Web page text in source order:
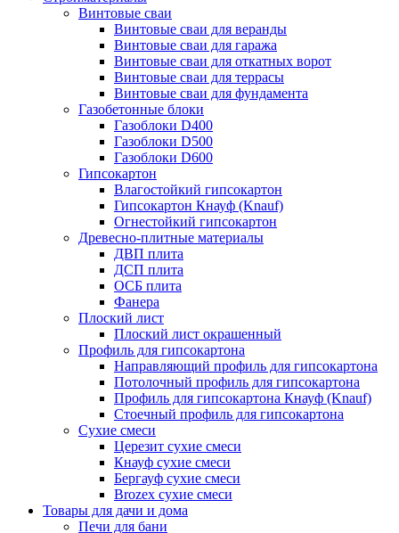
Винтовые сваи
Винтовые сваи для веранды
Винтовые сваи для гаража
Винтовые сваи для откатных ворот
Винтовые сваи для террасы
Винтовые сваи для фундамента
Газобетонные блоки
Газоблоки D400
Газоблоки D500
Газоблоки D600
Гипсокартон
Влагостойкий гипсокартон
Гипсокартон Кнауф (Knauf)
Огнестойкий гипсокартон
Древесно-плитные материалы
ДВП плита
ДСП плита
ОСБ плита
Фанера
Плоский лист
Плоский лист окрашенный
Профиль для гипсокартона
Направляющий профиль для гипсокартона
Потолочный профиль для гипсокартона
Профиль для гипсокартона Кнауф (Knauf)
Стоечный профиль для гипсокартона
Сухие смеси
Церезит сухие смеси
Кнауф сухие смеси
Бергауф сухие смеси
Brozex сухие смеси
Товары для дачи и дома
Печи для бани